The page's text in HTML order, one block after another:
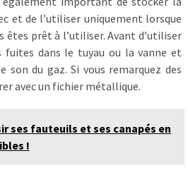
et de l’utiliser uniquement lorsque
êtes prêt à l’utiliser. Avant d’utiliser
dans le tuyau ou la vanne et
du gaz. Si vous remarquez des
avec un fichier métallique.
ses fauteuils et ses canapés en
!